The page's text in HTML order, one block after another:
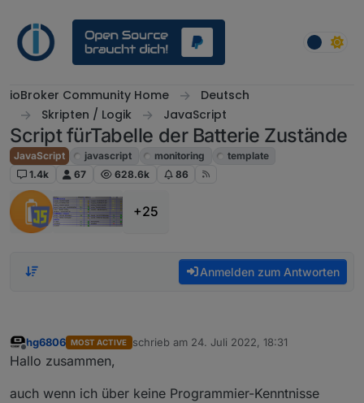
ioBroker Community Home
Deutsch
Skripten / Logik
JavaScript
Script fürTabelle der Batterie Zustände
JavaScript javascript monitoring
template
1.4k
67 628.6k 86
+25
Anmelden zum Antworten
Offline
hg6806 MOST ACTIVE schrieb am 24. Juli 2022, 18:31
zuletzt editiert von
Hallo zusammen,
auch wenn ich über keine Programmier-Kenntnisse